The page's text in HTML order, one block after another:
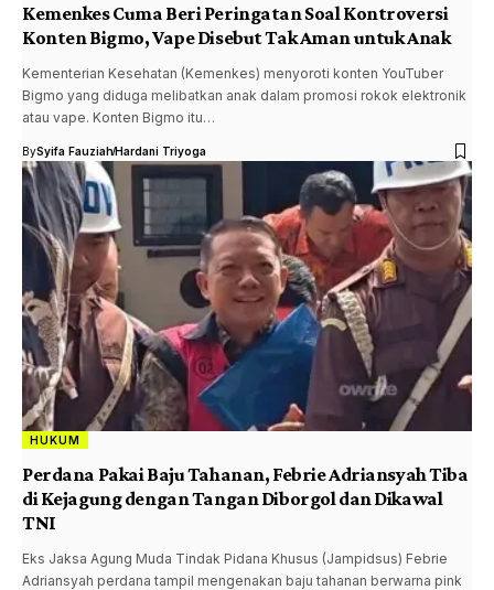
Kemenkes Cuma Beri Peringatan Soal Kontroversi
Konten Bigmo, Vape Disebut Tak Aman untuk Anak
Kementerian Kesehatan (Kemenkes) menyoroti konten YouTuber
Bigmo yang diduga melibatkan anak dalam promosi rokok elektronik
atau vape. Konten Bigmo itu…
BySyifa FauziahHardani Triyoga
HUKUM
Perdana Pakai Baju Tahanan, Febrie Adriansyah Tiba
di Kejagung dengan Tangan Diborgol dan Dikawal
TNI
Eks Jaksa Agung Muda Tindak Pidana Khusus (Jampidsus) Febrie
Adriansyah perdana tampil mengenakan baju tahanan berwarna pink